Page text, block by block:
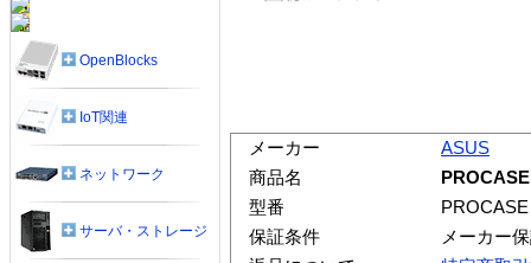
メーカー
ASUS
商品名
型番
保証条件
メーカー
OpenBlocks
IoT関連
ネットワーク
サーバ・ストレージ